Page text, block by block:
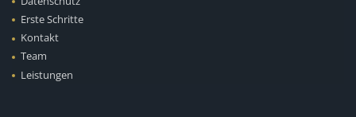
Erste Schritte
Kontakt
Team
Leistungen